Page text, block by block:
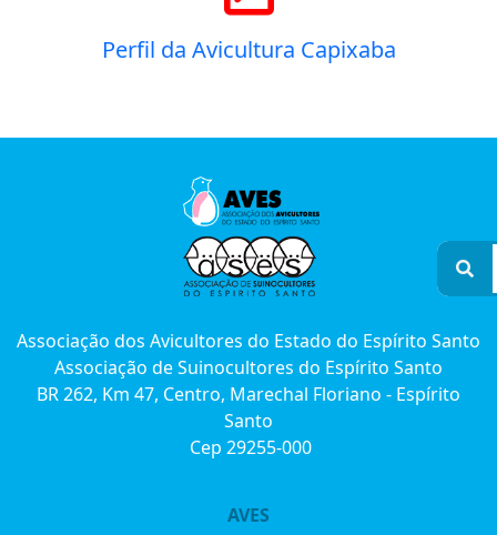
Perfil da Avicultura Capixaba
AVES
Associação dos Avicultores do Estado do Espírito Santo
Associação de Suinocultores do Espírito Santo
BR 262, Km 47, Centro, Marechal Floriano - Espírito
Santo
Cep 29255-000